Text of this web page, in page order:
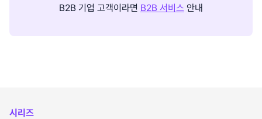
B2B 기업 고객이라면 B2B 서비스 안내
시리즈